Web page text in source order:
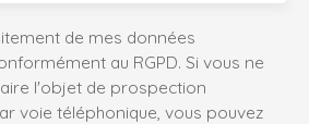
de mes données
au RGPD. Si vous ne
l'objet de prospection
voie téléphonique, vous pouvez